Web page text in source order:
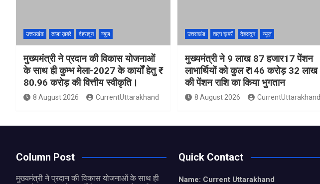
उत्तराखंड ताज़ा ख़बरें देहरादून न्यूज़
मुख्यमंत्री ने प्रदान की विकास योजनाओं
के साथ ही कुम्भ मेला-2027 के कार्यों हेतु ₹
80.96 करोड़ की वित्तीय स्वीकृति।
8 August 2026 CurrentUttarakhand
उत्तराखंड ताज़ा ख़बरें देहरादून न्यूज़
मुख्यमंत्री ने 9 लाख 87 हजार17 पेंशन
लाभार्थियों को कुल ₹ 146 करोड़ 32 लाख
की पेंशन राशि का किया भुगतान
8 August 2026 CurrentUttarakhand
Column Post
मुख्यमंत्री ने प्रदान की विकास योजनाओं के साथ ही
Quick Contact
Name: Current Uttarakhand